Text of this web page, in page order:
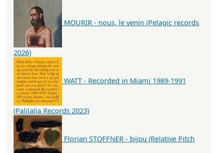
MOURIR - nous, le venin (Pelagic records
2026)
WATT - Recorded in Miami 1989-1991
(Palilalia Records 2023)
Florian STOFFNER - bijou (Relative Pitch